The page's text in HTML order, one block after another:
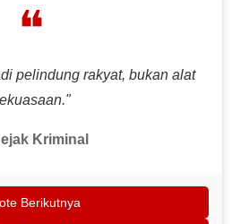
❝
pelindung rakyat, bukan alat
Kriminal
Berikutnya